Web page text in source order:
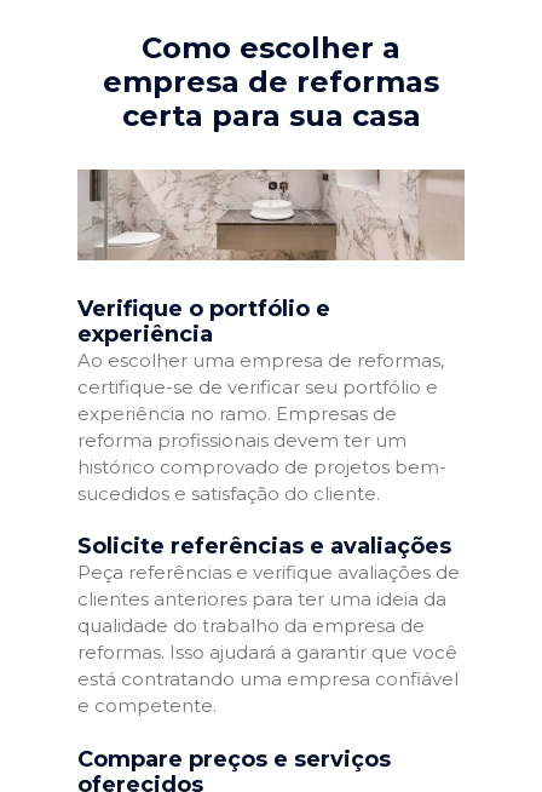
Como escolher a
empresa de reformas
certa para sua casa
Verifique o portfólio e
experiência
Ao escolher uma empresa de reformas,
certifique-se de verificar seu portfólio e
experiência no ramo. Empresas de
reforma profissionais devem ter um
histórico comprovado de projetos bem-
sucedidos e satisfação do cliente.
Solicite referências e avaliações
Peça referências e verifique avaliações de
clientes anteriores para ter uma ideia da
qualidade do trabalho da empresa de
reformas. Isso ajudará a garantir que você
está contratando uma empresa confiável
e competente.
Compare preços e serviços
oferecidos